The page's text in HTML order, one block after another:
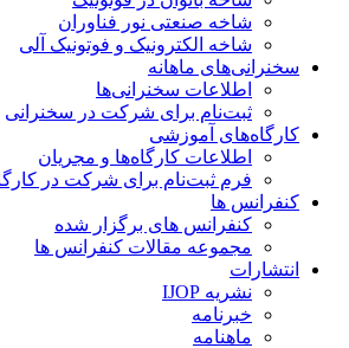
شاخه صنعتی نور فناوران
شاخه‌ الکترونیک و فوتونیک آلی
سخنرانی‌های ماهانه
اطلاعات سخنرانی‌‌ها
ثبت‌نام برای شرکت در سخنرانی
کارگاه‌های آموزشی
اطلاعات کارگاه‌ها و مجریان
فرم ثبت‌نام برای شرکت در کارگاه
کنفرانس ها
کنفرانس های برگزار شده
مجموعه مقالات کنفرانس ها
انتشارات
نشریه IJOP
خبرنامه
ماهنامه